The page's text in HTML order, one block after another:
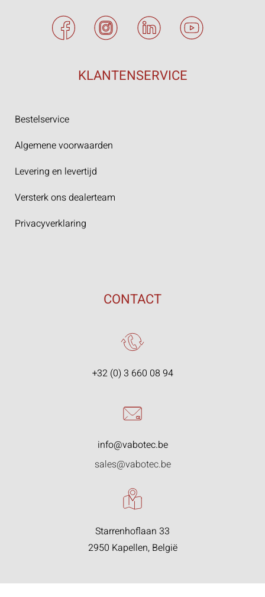
KLANTENSERVICE
Bestelservice
Algemene voorwaarden
Levering en levertijd
Versterk ons dealerteam
Privacyverklaring
CONTACT
+32 (0) 3 660 08 94
info@vabotec.be
sales@vabotec.be
Starrenhoflaan 33
2950 Kapellen, België